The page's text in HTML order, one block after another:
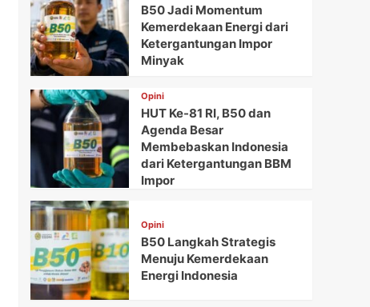
B50 Jadi Momentum
Kemerdekaan Energi dari
Ketergantungan Impor
Minyak
Opini
HUT Ke-81 RI, B50 dan
Agenda Besar
Membebaskan Indonesia
dari Ketergantungan BBM
Impor
Opini
B50 Langkah Strategis
Menuju Kemerdekaan
Energi Indonesia